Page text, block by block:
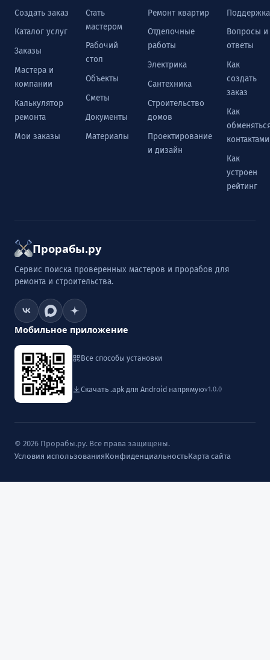
Создать заказ
Каталог услуг
Заказы
Мастера и
компании
Калькулятор
ремонта
Мои заказы
Стать
мастером
Рабочий
стол
Объекты
Сметы
Документы
Материалы
Ремонт квартир
Отделочные
работы
Электрика
Сантехника
Строительство
домов
Проектирование
и дизайн
Поддержка
Вопросы и
ответы
Как
создать
заказ
Как
контактами
Как
устроен
рейтинг
Прорабы.ру
Сервис поиска проверенных мастеров и прорабов для
ремонта и строительства.
Мобильное приложение
Все способы установки
Скачать .apk для Android напрямуюv1.0.0
© 2026 Прорабы.ру. Все права защищены.
Условия использованияКонфиденциальностьКарта сайта